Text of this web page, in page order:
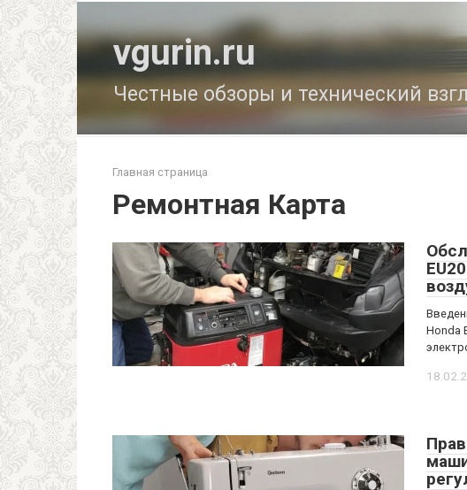
vgurin.ru
Честные обзоры и технический
Главная страница
Ремонтная Карта
Honda